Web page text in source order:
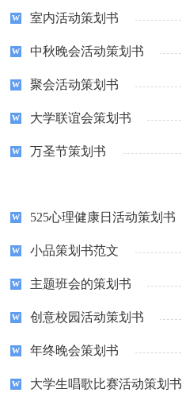
室内活动策划书
中秋晚会活动策划书
聚会活动策划书
大学联谊会策划书
万圣节策划书
525心理健康日活动策划书
小品策划书范文
主题班会的策划书
创意校园活动策划书
年终晚会策划书
大学生唱歌比赛活动策划书